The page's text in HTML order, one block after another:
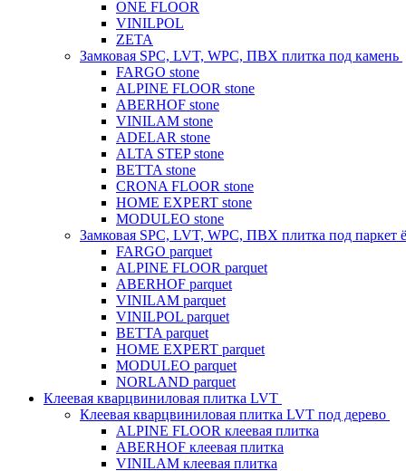
ONE FLOOR
VINILPOL
ZETA
Замковая SPC, LVT, WPC, ПВХ плитка под камень
FARGO stone
ALPINE FLOOR stone
ABERHOF stone
VINILAM stone
ADELAR stone
ALTA STEP stone
BETTA stone
CRONA FLOOR stone
HOME EXPERT stone
MODULEO stone
Замковая SPC, LVT, WPC, ПВХ плитка под паркет
FARGO parquet
ALPINE FLOOR parquet
ABERHOF parquet
VINILAM parquet
VINILPOL parquet
BETTA parquet
HOME EXPERT parquet
MODULEO parquet
NORLAND parquet
Клеевая кварцвиниловая плитка LVT
Клеевая кварцвиниловая плитка LVT под дерево
ALPINE FLOOR клеевая плитка
ABERHOF клеевая плитка
VINILAM клеевая плитка